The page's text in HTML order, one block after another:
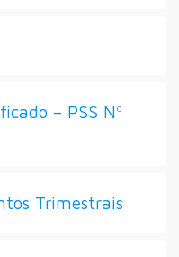
– PSS Nº
Trimestrais